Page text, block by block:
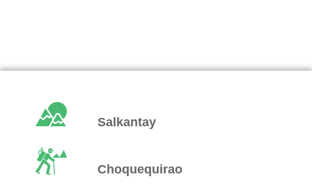
Salkantay
Choquequirao